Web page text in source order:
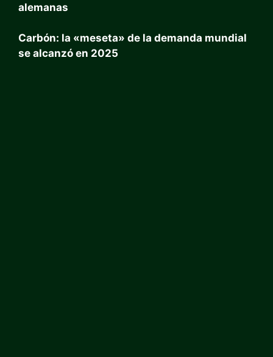
alemanas
Carbón: la «meseta» de la demanda mundial
se alcanzó en 2025